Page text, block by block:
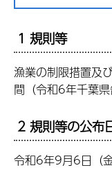
1 規則等
漁業の制限措置及
間（令和6年千葉
2 規則等の公布
令和6年9月6日（金